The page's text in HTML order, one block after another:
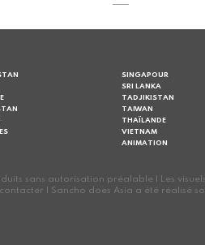
SINGAPOUR
SRI LANKA
TADJIKISTAN
TAIWAN
THAÏLANDE
VIETNAM
ANIMATION
sans autorisation préalable | Les
| Sancho does Asia a été réalisé